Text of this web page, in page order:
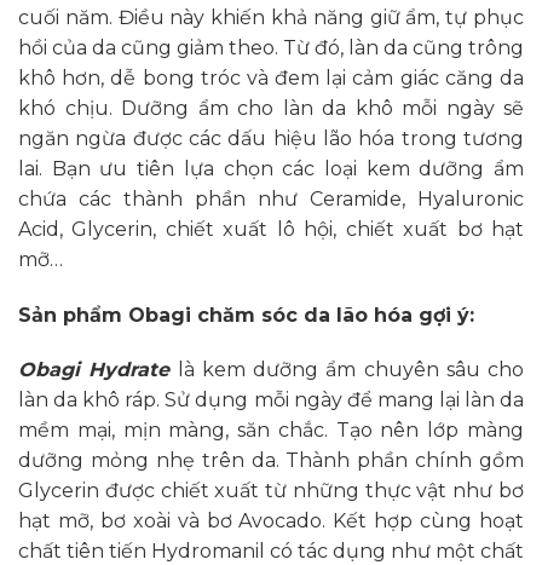
cuối năm. Điều này khiến khả năng giữ ẩm, tự phục
hồi của da cũng giảm theo. Từ đó, làn da cũng trông
khô hơn, dễ bong tróc và đem lại cảm giác căng da
khó chịu. Dưỡng ẩm cho làn da khô mỗi ngày sẽ
ngăn ngừa được các dấu hiệu lão hóa trong tương
lai. Bạn ưu tiên lựa chọn các loại kem dưỡng ẩm
chứa các thành phần như Ceramide, Hyaluronic
Acid, Glycerin, chiết xuất lô hội, chiết xuất bơ hạt
mỡ…
Sản phẩm Obagi chăm sóc da lão hóa gợi ý:
Obagi Hydratelà kem dưỡng ẩm chuyên sâu cho
làn da khô ráp. Sử dụng mỗi ngày để mang lại làn da
mềm mại, mịn màng, săn chắc. Tạo nên lớp màng
dưỡng mỏng nhẹ trên da. Thành phần chính gồm
Glycerin được chiết xuất từ những thực vật như bơ
hạt mỡ, bơ xoài và bơ Avocado. Kết hợp cùng hoạt
chất tiên tiến Hydromanil có tác dụng như một chất